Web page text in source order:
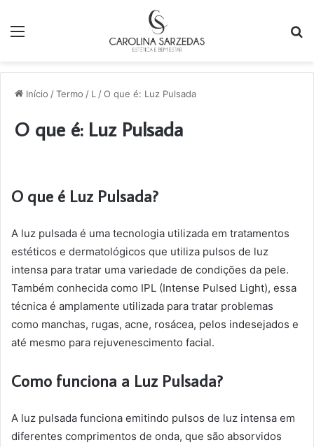
Início /Termo / L /O que é: Luz Pulsada
O que é: Luz Pulsada
O que é Luz Pulsada?
A luz pulsada é uma tecnologia utilizada em tratamentos
estéticos e dermatológicos que utiliza pulsos de luz
intensa para tratar uma variedade de condições da pele.
Também conhecida como IPL (Intense Pulsed Light), essa
técnica é amplamente utilizada para tratar problemas
como manchas, rugas, acne, rosácea, pelos indesejados e
até mesmo para rejuvenescimento facial.
Como funciona a Luz Pulsada?
A luz pulsada funciona emitindo pulsos de luz intensa em
diferentes comprimentos de onda, que são absorvidos